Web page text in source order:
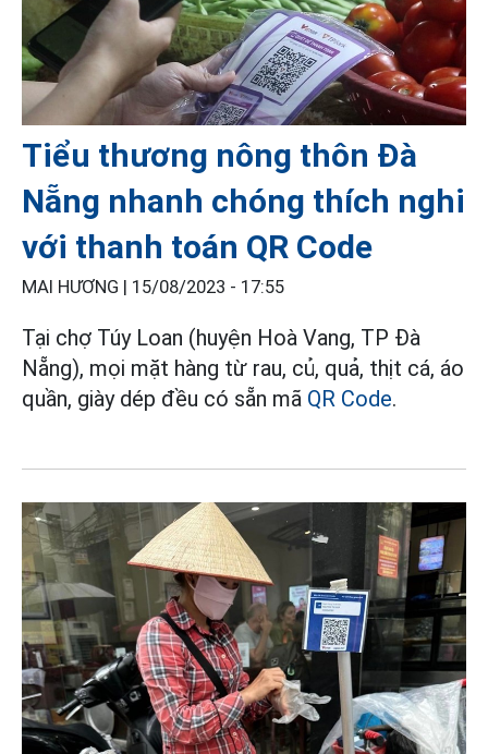
Tiểu thương nông thôn Đà
Nẵng nhanh chóng thích nghi
với thanh toán QR Code
MAI HƯƠNG | 15/08/2023 - 17:55
Tại chợ Túy Loan (huyện Hoà Vang, TP Đà
Nẵng), mọi mặt hàng từ rau, củ, quả, thịt cá, áo
quần, giày dép đều có sẵn mã QR Code.